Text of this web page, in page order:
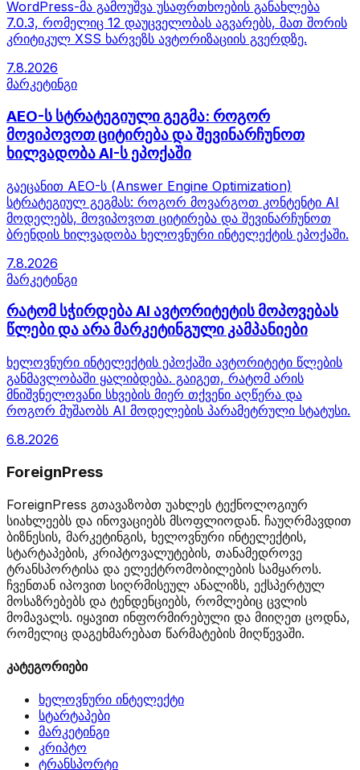
WordPress-მა გამოუშვა უსაფრთხოების განახლება
7.0.3, რომელიც 12 დაუცველობას აგვარებს, მათ შორის
კრიტიკულ XSS ხარვეზს ავტორიზაციის გვერდზე.
7.8.2026
მარკეტინგი
AEO-ს სტრატეგიული გეგმა: როგორ
მოვიპოვოთ ციტირება და შევინარჩუნოთ
ხილვადობა AI-ს ეპოქაში
გაეცანით AEO-ს (Answer Engine Optimization)
სტრატეგიულ გეგმას: როგორ მოვარგოთ კონტენტი AI
მოდელებს, მოვიპოვოთ ციტირება და შევინარჩუნოთ
ბრენდის ხილვადობა ხელოვნური ინტელექტის ეპოქაში.
7.8.2026
მარკეტინგი
რატომ სჭირდება AI ავტორიტეტის მოპოვებას
წლები და არა მარკეტინგული კამპანიები
ხელოვნური ინტელექტის ეპოქაში ავტორიტეტი წლების
განმავლობაში ყალიბდება. გაიგეთ, რატომ არის
მნიშვნელოვანი სხვების მიერ თქვენი აღწერა და
როგორ მუშაობს AI მოდელების პარამეტრული სტატუსი.
6.8.2026
ForeignPress
ForeignPress გთავაზობთ უახლეს ტექნოლოგიურ
სიახლეებს და ინოვაციებს მსოფლიოდან. ჩაუღრმავდით
ბიზნესის, მარკეტინგის, ხელოვნური ინტელექტის,
სტარტაპების, კრიპტოვალუტების, თანამედროვე
ტრანსპორტისა და ელექტრომობილების სამყაროს.
ჩვენთან იპოვით სიღრმისეულ ანალიზს, ექსპერტულ
მოსაზრებებს და ტენდენციებს, რომლებიც ცვლის
მომავალს. იყავით ინფორმირებული და მიიღეთ ცოდნა,
რომელიც დაგეხმარებათ წარმატების მიღწევაში.
კატეგორიები
ხელოვნური ინტელექტი
სტარტაპები
მარკეტინგი
კრიპტო
ტრანსპორტი